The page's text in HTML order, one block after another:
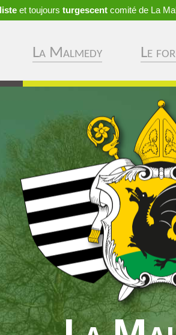
et toujours turgescent comité de La
La Malmedy Le